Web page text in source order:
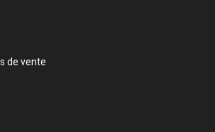
de vente